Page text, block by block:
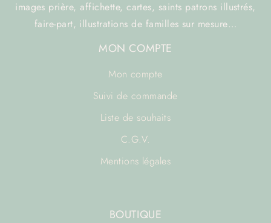
images prière, affichette, cartes, saints patrons illustrés,
faire-part, illustrations de familles sur mesure…
MON COMPTE
Mon compte
Suivi de commande
Liste de souhaits
C.G.V.
Mentions légales
BOUTIQUE